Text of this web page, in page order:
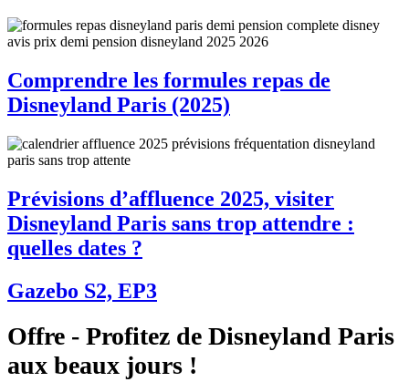
Comprendre les formules repas de
Disneyland Paris (2025)
Prévisions d’affluence 2025, visiter
Disneyland Paris sans trop attendre :
quelles dates ?
Gazebo S2, EP3
Offre - Profitez de Disneyland Paris
aux beaux jours !